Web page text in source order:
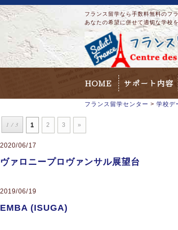
フランス留学なら手数料無料のフ
あなたの希望に併せて適切な学校
HOME サポート内容
フランス留学センター > 学校デ
1 / 3 1 2 3 »
2020/06/17
ヴァロニープロヴァンサル展望台
2019/06/19
EMBA (ISUGA)